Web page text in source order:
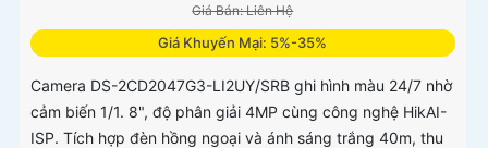
Giá Bán: Liên Hệ
Giá Khuyến Mại: 5%-35%
Camera DS-2CD2047G3-LI2UY/SRB ghi hình màu 24/7 nhờ
cảm biến 1/1. 8", độ phân giải 4MP cùng công nghệ HikAI-
ISP. Tích hợp đèn hồng ngoại và ánh sáng trắng 40m, thu